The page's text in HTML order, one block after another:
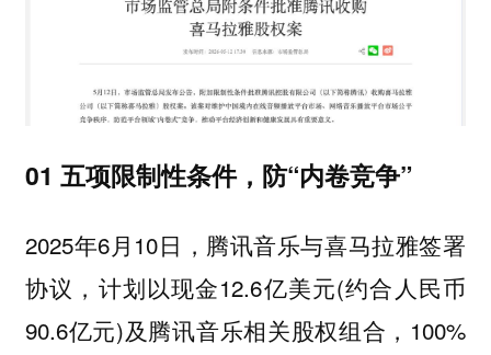
01 五项限制性条件，防“内卷竞争”
2025年6月10日，腾讯音乐与喜马拉雅签署
协议，计划以现金12.6亿美元(约合人民币
90.6亿元)及腾讯音乐相关股权组合，100%